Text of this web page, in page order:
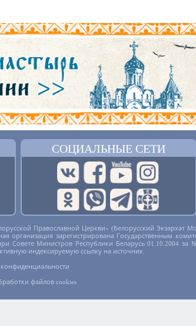
СОЦИАЛЬНЫЕ СЕТИ
Православной Церкви» (Белорусский Экзархат
организация зарегистрирована Государственным
Совете Министров Республики Беларусь 01.10.2004
индексируемую ссылку на источник.
файлов cookies